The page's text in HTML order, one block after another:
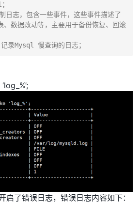
志，包含一些事件，这些事件描述了
、数据改动等，主要用于备份恢复、回滚
录Mysql 慢查询的日志；
启了错误日志，错误日志内容如下：